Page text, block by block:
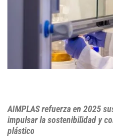
AIMPLAS refuerza en 2025
impulsar la sostenibilidad y
plástico